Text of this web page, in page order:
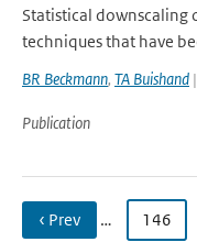
Statistical downscaling
techniques that have
BR Beckmann, TA Buishand
Publication
‹ Prev … 146